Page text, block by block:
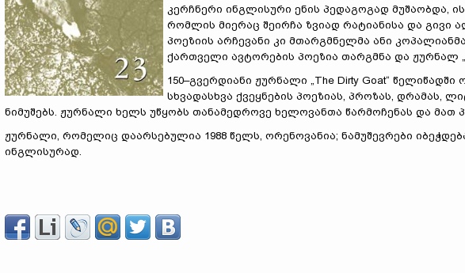
კერჩნერი ინგლისური ენის პედაგოგად მუშაობდა,
რომლის მიერაც შეირჩა ზვიად რატიანისა და გივი
პოეზიის არჩევანი კი მთარგმნელმა ანი
ქართველი ავტორების პოეზია თარგმნა და ჟურნალ
150–გვერდიანი ჟურნალი „The Dirty Goat“
სხვადასხვა ქვეყნების პოეზიას, პროზას, დრამას,
ნიმუშებს. ჟურნალი ხელს უწყობს თანამედროვე ხელოვანთა წარმოჩენას და მათ
ჟურნალი, რომელიც დაარსებულია 1988 წელს, ორენოვანია; ნამუშევრები
ინგლისურად.